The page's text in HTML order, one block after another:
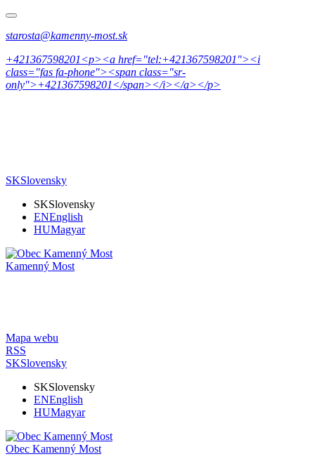
starosta@kamenny-most.sk
+421367598201<p><a href="tel:+421367598201"><i
class="fas fa-phone"><span class="sr-
only">+421367598201</span></i></a></p>
SKSlovensky
SKSlovensky
ENEnglish
HUMagyar
Kamenný Most
Mapa webu
RSS
SKSlovensky
SKSlovensky
ENEnglish
HUMagyar
Obec Kamenný Most